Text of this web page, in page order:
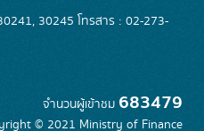
30245 โทรสาร : 02-273-
จำนวนผู้เข้าชม 683479
© 2021 Ministry of Finance